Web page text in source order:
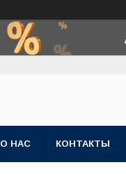
О НАС КОНТАКТЫ